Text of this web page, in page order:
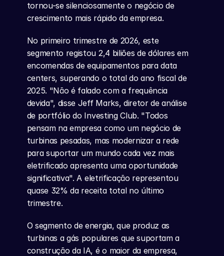
tornou-se silenciosamente o negócio de
crescimento mais rápido da empresa.
No primeiro trimestre de 2026, este
segmento registou 2,4 biliões de dólares em
encomendas de equipamentos para data
centers, superando o total do ano fiscal de
2025. "Não é falado com a frequência
devida", disse Jeff Marks, diretor de análise
de portfólio do Investing Club. "Todos
pensam na empresa como um negócio de
turbinas pesadas, mas modernizar a rede
para suportar um mundo cada vez mais
eletrificado apresenta uma oportunidade
significativa". A eletrificação representou
quase 32% da receita total no último
trimestre.
O segmento de energia, que produz as
turbinas a gás populares que suportam a
construção da IA, é o maior da empresa,